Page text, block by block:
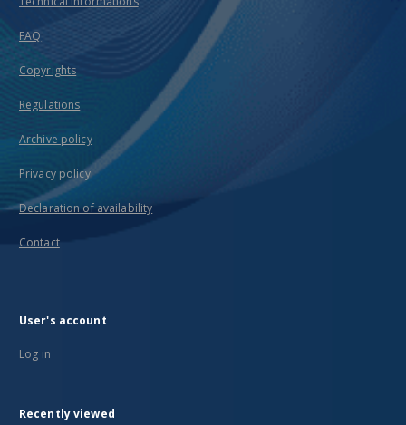
FAQ
Copyrights
Regulations
Archive policy
Privacy policy
Declaration of availability
Contact
User's account
Log in
Recently viewed